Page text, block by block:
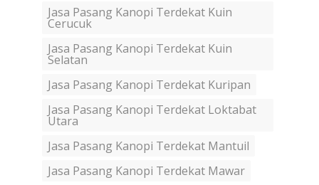
Jasa Pasang Kanopi Terdekat Kuin
Cerucuk
Jasa Pasang Kanopi Terdekat Kuin
Selatan
Jasa Pasang Kanopi Terdekat Kuripan
Jasa Pasang Kanopi Terdekat Loktabat
Utara
Jasa Pasang Kanopi Terdekat Mantuil
Jasa Pasang Kanopi Terdekat Mawar